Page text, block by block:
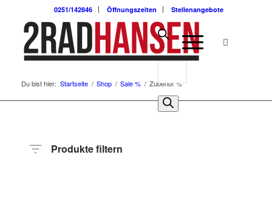
0251/142846 Öffnungszeiten Stellenangebote
Du bist hier: Startseite / Shop / Sale % / Zubehör %
Produkte filtern